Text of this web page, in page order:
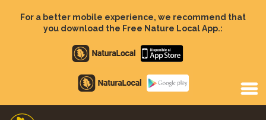
For a better mobile experience, we recommend that
you download the Free Nature Local App.:
Apple
store
Google
Play